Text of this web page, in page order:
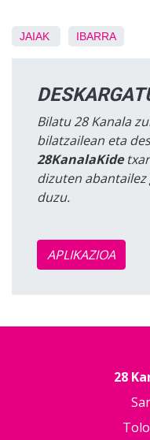
JAIAK IBARRA
Bilatu 28 Kanala
bilatzailean eta
28KanalaKide
dizuten
duzu.
APLIKAZIOA
28